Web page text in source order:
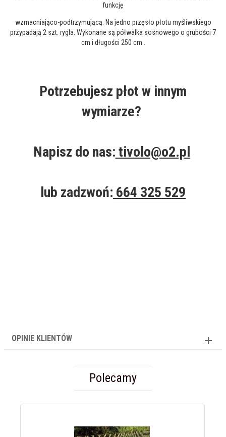
funkcję
wzmacniająco-podtrzymującą. Na jedno przęsło płotu myśliwskiego
przypadają 2 szt. rygla. Wykonane są półwalka sosnowego o grubości 7
cm i długości 250 cm .
Potrzebujesz płot w innym
wymiarze?
Napisz do nas: tivolo@o2.pl
lub zadzwoń: 664 325 529
OPINIE KLIENTÓW
Polecamy